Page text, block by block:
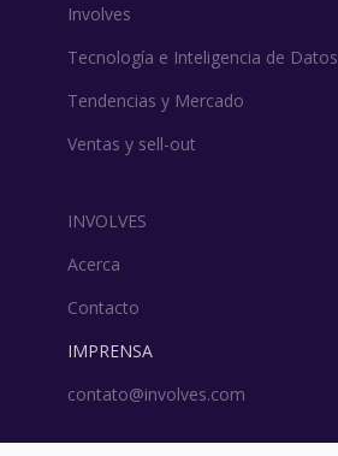
Involves
Tecnología e Inteligencia de Datos
Tendencias y Mercado
Ventas y sell-out
INVOLVES
Acerca
Contacto
IMPRENSA
contato@involves.com